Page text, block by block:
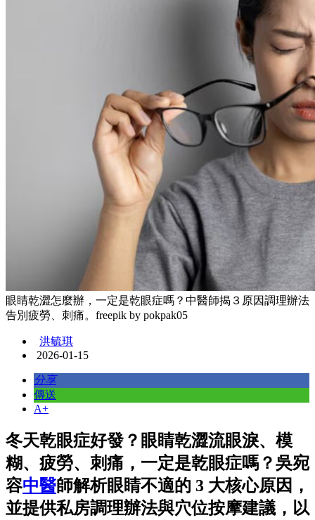
眼睛乾澀怎麼辦，一定是乾眼症嗎？中醫師揭３原因調理辦法
告別疲勞、刺痛。freepik by pokpak05
洪毓琪
2026-01-15
分享
傳送
A+
冬天乾眼症好發？眼睛乾澀流眼淚、模
糊、疲勞、刺痛，一定是乾眼症嗎？吳宛
容中醫師解析眼睛不適的 3 大核心原因，
並提供私房調理辦法與穴位按摩建議，以